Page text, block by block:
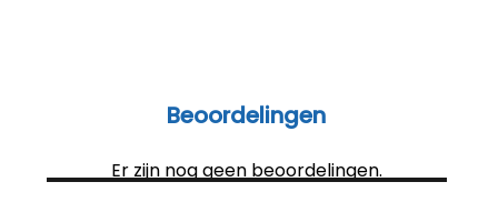
Beoordelingen
Er zijn nog geen beoordelingen.